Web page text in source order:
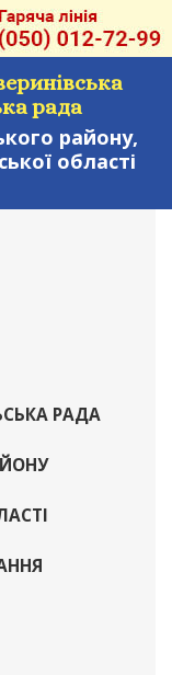
рада
району,
області
РАДА